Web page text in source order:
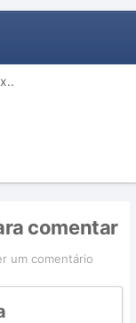
comentar
um comentário